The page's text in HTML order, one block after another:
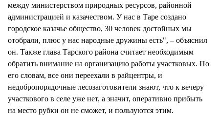
между министерством природных ресурсов, районной
администрацией и казачеством. У нас в Таре создано
городское казачье общество, 30 человек достойных мы
отобрали, плюс у нас народные дружины есть", – объяснил
он. Также глава Тарского района считает необходимым
обратить внимание на организацию работы участковых. По
его словам, все они переехали в райцентры, и
недобропорядочные лесозаготовители знают, что к вечеру
участкового в селе уже нет, а значит, оперативно прибыть
на место рубки он не сможет, и пользуются этим.